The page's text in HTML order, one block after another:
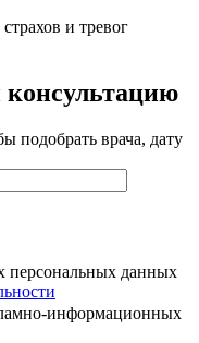
и тревог
консультацию​
подобрать врача, дату
персональных данных
информационных